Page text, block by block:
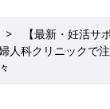
【最新・妊活サ
人科クリニックで